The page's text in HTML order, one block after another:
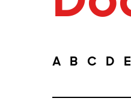
A B C D E